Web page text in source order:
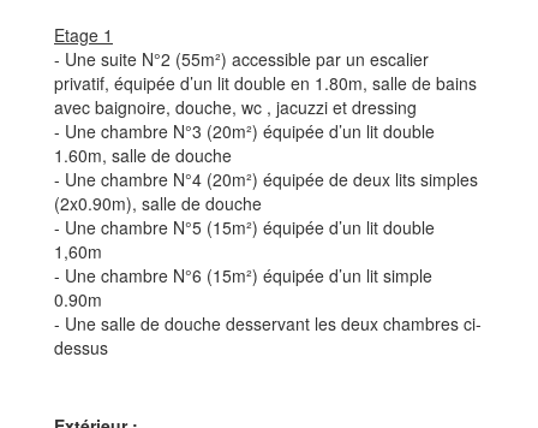
Etage 1
- Une suite N°2 (55m²) accessible par un escalier
privatif, équipée d’un lit double en 1.80m, salle de bains
avec baignoire, douche, wc , jacuzzi et dressing
- Une chambre N°3 (20m²) équipée d’un lit double
1.60m, salle de douche
- Une chambre N°4 (20m²) équipée de deux lits simples
(2x0.90m), salle de douche
- Une chambre N°5 (15m²) équipée d’un lit double
1,60m
- Une chambre N°6 (15m²) équipée d’un lit simple
0.90m
- Une salle de douche desservant les deux chambres ci-
dessus